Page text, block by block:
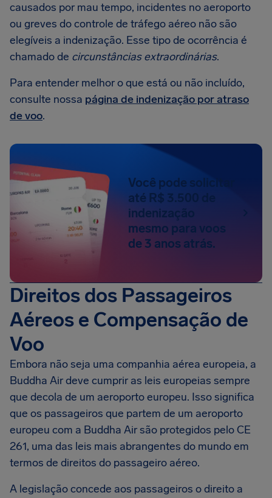
causados por mau tempo, incidentes no aeroporto
ou greves do controle de tráfego aéreo não são
elegíveis a indenização. Esse tipo de ocorrência é
chamado de circunstâncias extraordinárias.
Para entender melhor o que está ou não incluído,
consulte nossa página de indenização por atraso
de voo.
Você pode solicitar
até R$ 3.500 de
indenização
mesmo para voos
de 3 anos atrás.
Direitos dos Passageiros
Aéreos e Compensação de
Voo
Embora não seja uma companhia aérea europeia, a
Buddha Air deve cumprir as leis europeias sempre
que decola de um aeroporto europeu. Isso significa
que os passageiros que partem de um aeroporto
europeu com a Buddha Air são protegidos pelo CE
261, uma das leis mais abrangentes do mundo em
termos de direitos do passageiro aéreo.
A legislação concede aos passageiros o direito a